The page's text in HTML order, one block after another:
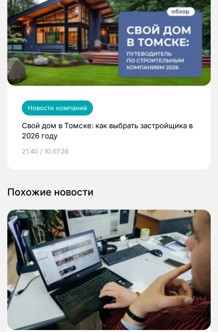
Новости компаний
Свой дом в Томске: как выбрать застройщика в
2026 году
21:40 / 10.07.26
Похожие новости